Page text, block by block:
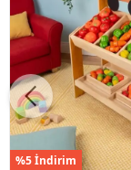
%5 İndirim